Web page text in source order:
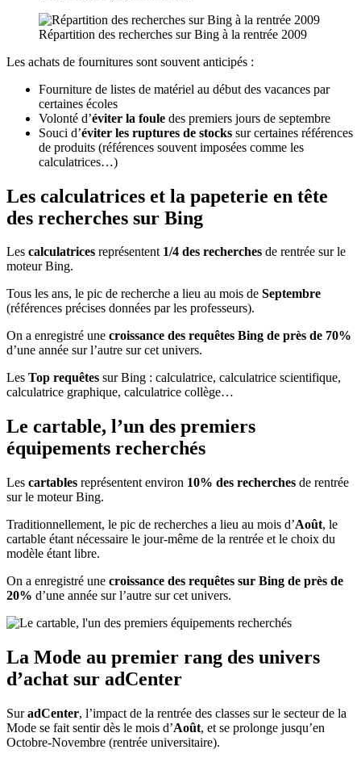
Répartition des recherches sur Bing à la rentrée 2009
Les achats de fournitures sont souvent anticipés :
Fourniture de listes de matériel au début des vacances par
certaines écoles
Volonté d’éviter la foule des premiers jours de septembre
Souci d’éviter les ruptures de stocks sur certaines références
de produits (références souvent imposées comme les
calculatrices…)
Les calculatrices et la papeterie en tête
des recherches sur Bing
Les calculatrices représentent 1/4 des recherches de rentrée sur le
moteur Bing.
Tous les ans, le pic de recherche a lieu au mois de Septembre
(références précises données par les professeurs).
On a enregistré une croissance des requêtes Bing de près de 70%
d’une année sur l’autre sur cet univers.
Les Top requêtes sur Bing : calculatrice, calculatrice scientifique,
calculatrice graphique, calculatrice collège…
Le cartable, l’un des premiers
équipements recherchés
Les cartables représentent environ 10% des recherches de rentrée
sur le moteur Bing.
Traditionnellement, le pic de recherches a lieu au mois d’Août, le
cartable étant nécessaire le jour-même de la rentrée et le choix du
modèle étant libre.
On a enregistré une croissance des requêtes sur Bing de près de
20% d’une année sur l’autre sur cet univers.
La Mode au premier rang des univers
d’achat sur adCenter
SuradCenter, l’impact de la rentrée des classes sur le secteur de la
Mode se fait sentir dès le mois d’Août, et se prolonge jusqu’en
Octobre-Novembre (rentrée universitaire).